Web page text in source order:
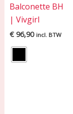
Balconette BH
| Vivgirl
€96,90 incl. BTW